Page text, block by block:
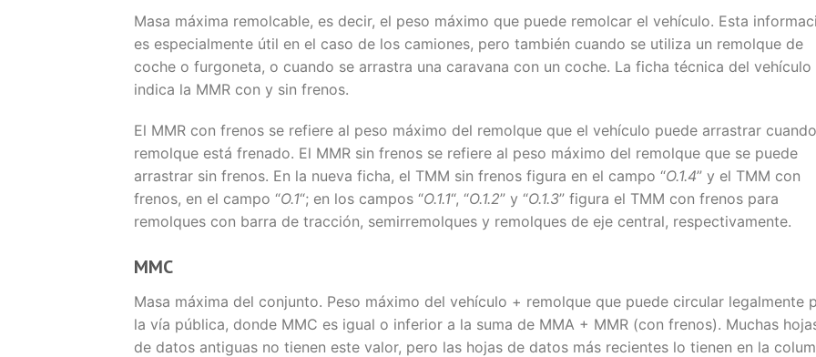
Masa máxima remolcable, es decir, el peso máximo que puede remolcar el vehículo. Esta
es especialmente útil en el caso de los camiones, pero también cuando se utiliza un remolque de
coche o furgoneta, o cuando se arrastra una caravana con un coche. La ficha técnica del vehículo
indica la MMR con y sin frenos.
El MMR con frenos se refiere al peso máximo del remolque que el vehículo puede arrastrar
remolque está frenado. El MMR sin frenos se refiere al peso máximo del remolque que se puede
arrastrar sin frenos. En la nueva ficha, el TMM sin frenos figura en el campo “O.1.4” y el TMM con
frenos, en el campo “O.1“; en los campos “O.1.1“, “O.1.2” y “O.1.3” figura el TMM con frenos para
remolques con barra de tracción, semirremolques y remolques de eje central, respectivamente.
MMC
Masa máxima del conjunto. Peso máximo del vehículo + remolque que puede circular legalmente
la vía pública, donde MMC es igual o inferior a la suma de MMA + MMR (con frenos). Muchas
de datos antiguas no tienen este valor, pero las hojas de datos más recientes lo tienen en la